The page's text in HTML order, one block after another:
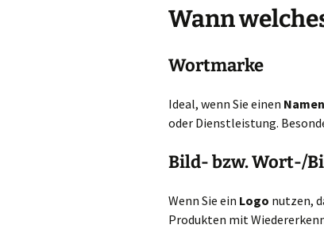
Wann
Wortmarke
Ideal, wenn Sie einen Namen
oder Dienstleistung.
Bild- bzw. Wort-/
Wenn Sie ein Logo nutzen,
Produkten mit